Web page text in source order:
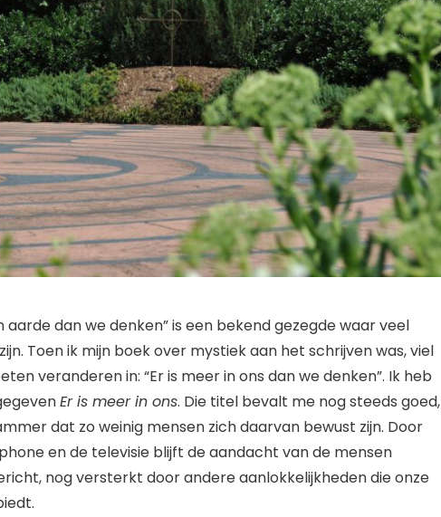
aarde dan we denken” is een bekend gezegde waar veel
Toen ik mijn boek over mystiek aan het schrijven was, viel
veranderen in: “Er is meer in ons dan we denken”. Ik heb
Er is meer in ons. Die titel bevalt me nog steeds goed,
dat zo weinig mensen zich daarvan bewust zijn. Door
en de televisie blijft de aandacht van de mensen
nog versterkt door andere aanlokkelijkheden die onze